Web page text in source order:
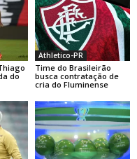
do
Athletico-PR
Time do Brasileirão
busca contratação de
cria do Fluminense